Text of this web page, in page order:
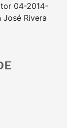
04-2014-
Rivera